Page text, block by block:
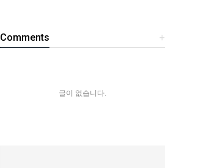
+
Comments
글이 없습니다.